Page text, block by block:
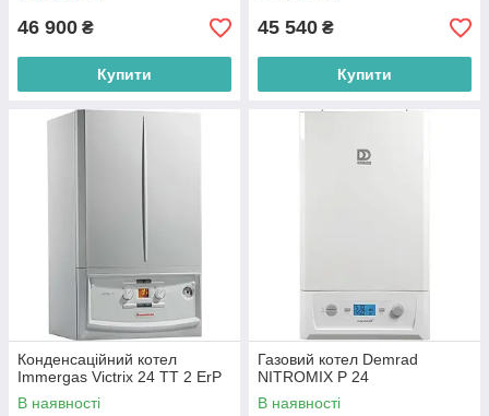
46 900 ₴
Купити
45 540 ₴
Купити
Конденсаційний котел
Immergas Victrix 24 TT 2 ErP
В наявності
Газовий котел Demrad
NITROMIX P 24
В наявності